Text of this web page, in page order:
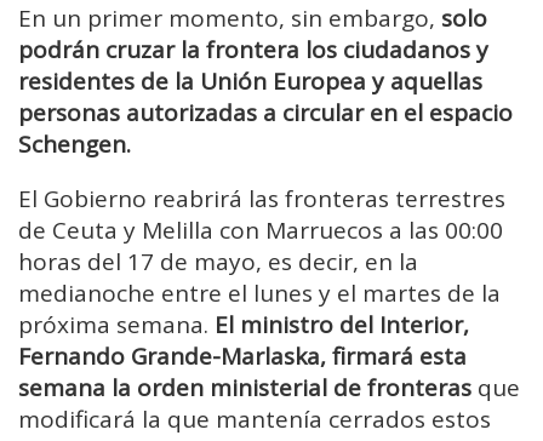
En un primer momento, sin embargo, solo
podrán cruzar la frontera los ciudadanos y
residentes de la Unión Europea y aquellas
personas autorizadas a circular en el espacio
Schengen.
El Gobierno reabrirá las fronteras terrestres
de Ceuta y Melilla con Marruecos a las 00:00
horas del 17 de mayo, es decir, en la
medianoche entre el lunes y el martes de la
próxima semana. El ministro del Interior,
Fernando Grande-Marlaska, firmará esta
semana la orden ministerial de fronteras que
modificará la que mantenía cerrados estos